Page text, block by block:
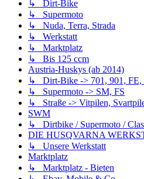
↳ Dirt-Bike
↳ Supermoto
↳ Nuda, Terra, Strada
↳ Werkstatt
↳ Marktplatz
↳ Bis 125 ccm
Austria-Huskys (ab 2014)
↳ Dirt-Bike -> 701, 901, FE,
↳ Supermoto -> SM, FS
↳ Straße -> Vitpilen,
SWM
↳ Dirtbike / Supermoto /
DIE HUSQVARNA
↳ Unsere Werkstatt
Marktplatz
↳ Marktplatz - Bieten